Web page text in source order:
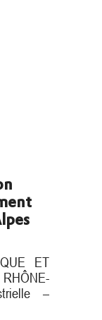
ET
–